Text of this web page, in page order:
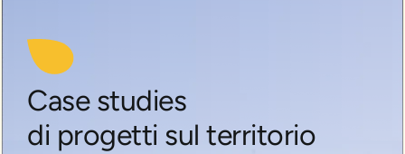
Risorse/Blog
Case studies
di progetti sul territorio